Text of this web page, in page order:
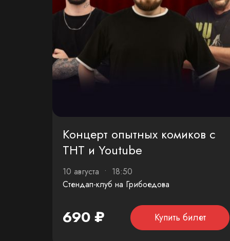
Концерт опытных комиков с
ТНТ и Youtube
10 августа • 18:50
Стендап-клуб на Грибоедова
690 ₽ Купить билет